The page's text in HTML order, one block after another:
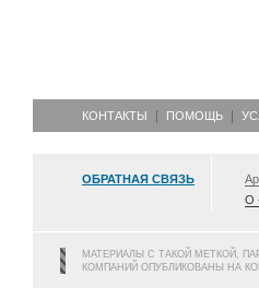
КОНТАКТЫ ПОМОЩЬ
ОБРАТНАЯ СВЯЗЬ
О
МАТЕРИАЛЫ С ТАКОЙ МЕТКОЙ,
КОМПАНИЙ ОПУБЛИКОВАНЫ НА